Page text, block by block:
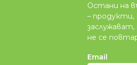
Остани на
– продукти,
не се
Email